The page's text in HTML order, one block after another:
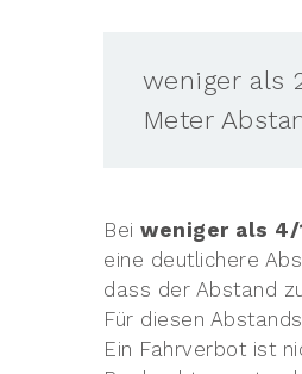
weniger als
Meter
Beiweniger als 4/
eine deutlichere
dass der Abstand
Für diesen
Ein Fahrverbot ist